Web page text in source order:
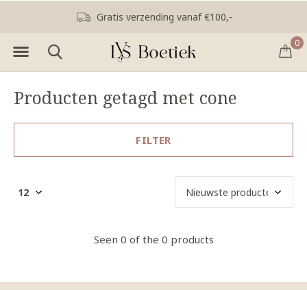
0
Gratis verzending vanaf €100,-
Producten getagd met cone
FILTER
Seen 0 of the 0 products